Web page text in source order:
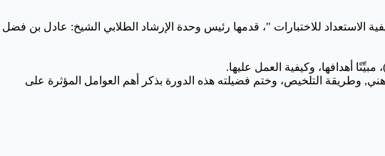
الاستعداد للاختبارات "، قدمها رئيس وحدة الإرشاد الطلابي الشيخ: عادل بن فضل
، مبيِّنًا أهدافها، وكيفية العمل عليها.
وطريقة التلخيص، وختم فضيلته هذه الدورة بذكر أهم العوامل المؤثرة على